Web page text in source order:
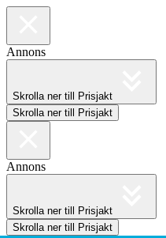
Annons
Skrolla ner till Prisjakt
Skrolla ner till Prisjakt
Annons
Skrolla ner till Prisjakt
Skrolla ner till Prisjakt